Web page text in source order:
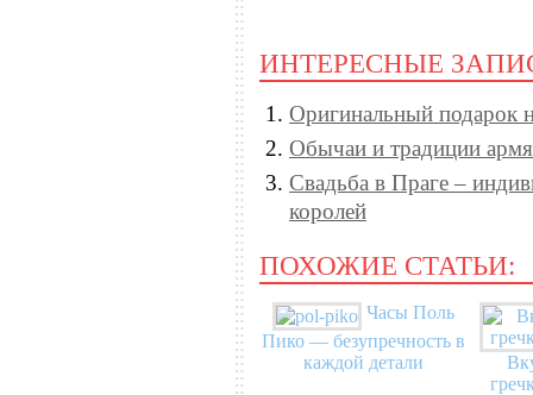
ИНТЕРЕСНЫЕ
Оригинальный подарок
Обычаи и традиции
Свадьба в Праге –
королей
ПОХОЖИЕ СТАТЬИ:
Часы Поль
Пико — безупречность в
каждой детали